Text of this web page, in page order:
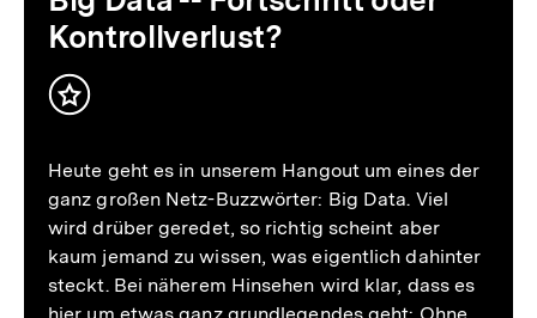
Kontrollverlust?
Inhalt
Heute geht es in unserem Hangout um eines der
ganz großen Netz-Buzzwörter: Big Data. Viel
wird drüber geredet, so richtig scheint aber
kaum jemand zu wissen, was eigentlich dahinter
steckt. Bei näherem Hinsehen wird klar, dass es